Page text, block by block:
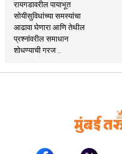
रायगडावरील पायाभूत
सोयीसुविधांच्या समस्यांचा
आढावा घेणारा आणि तेथील
प्रश्नांवरील समाधान
शोधण्याची गरज ..